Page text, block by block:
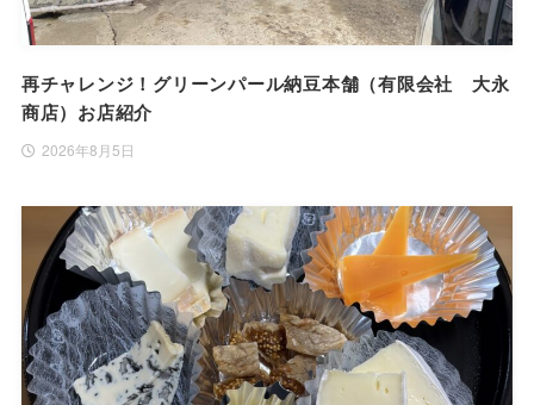
再チャレンジ！グリーンパール納豆本舗（有限会社 大永
商店）お店紹介
2026年8月5日